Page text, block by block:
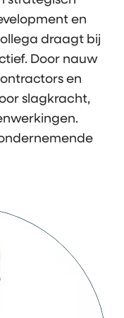
en
draagt bij
Door nauw
en
slagkracht,